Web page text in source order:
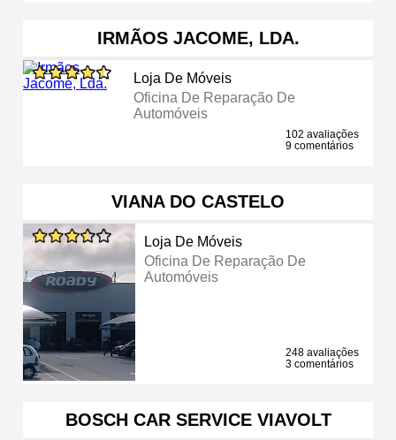
IRMÃOS JACOME, LDA.
Loja De Móveis
Oficina De Reparação De
Automóveis
102 avaliações
9 comentários
VIANA DO CASTELO
Loja De Móveis
Oficina De Reparação De
Automóveis
248 avaliações
3 comentários
BOSCH CAR SERVICE VIAVOLT